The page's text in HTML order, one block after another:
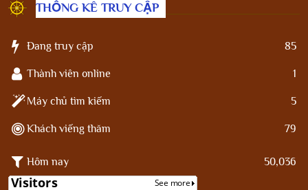
THỐNG KÊ TRUY CẬP
Đang truy cập 85
Thành viên online 1
Máy chủ tìm kiếm 5
Khách viếng thăm 79
Hôm nay 50,036